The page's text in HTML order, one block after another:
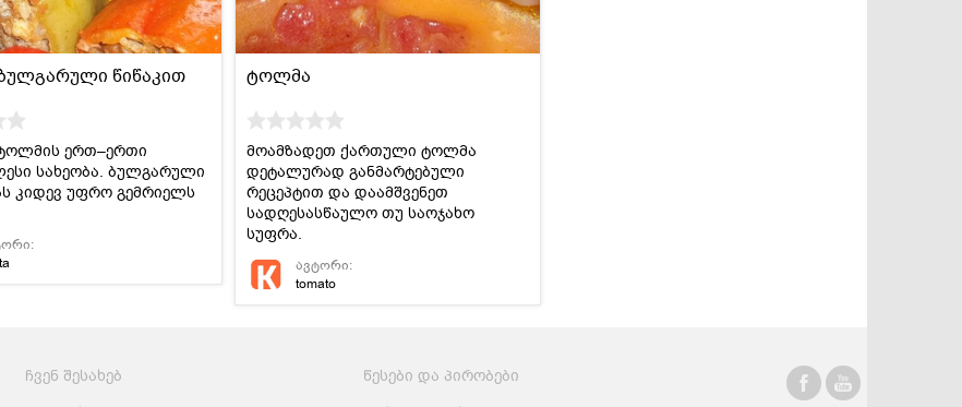
წიწაკით
ერთ–ერთი
სახეობა. ბულგარული
კიდევ უფრო გემრიელს
ტოლმა
მოამზადეთ ქართული ტოლმა
დეტალურად განმარტებული
რეცეპტით და დაამშვენეთ
სადღესასწაულო თუ საოჯახო
სუფრა.
ავტორი:
tomato
ჩვენ შესახებ
წესები და პირობები